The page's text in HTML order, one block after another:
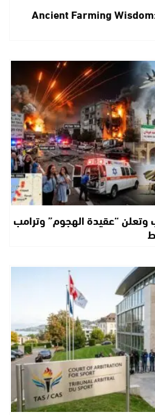
Ancient Farming
وتعلن “عقيدة الهجوم” وترامب